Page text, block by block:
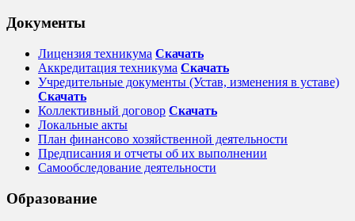
Документы
Лицензия техникума Скачать
Аккредитация техникума Скачать
Учредительные документы (Устав, изменения в уставе)
Скачать
Коллективный договор Cкачать
Локальные акты
План финансово хозяйственной деятельности
Предписания и отчеты об их выполнении
Самообследование деятельности
Образование